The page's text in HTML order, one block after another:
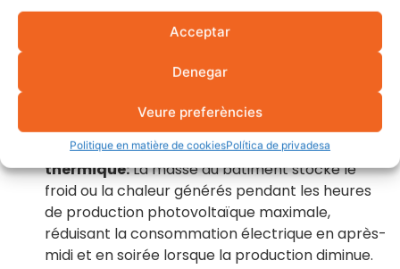
Acceptar
Denegar
Veure preferències
Politique en matière de cookiesPolítica de privadesa
Refroidissement préventif avec excédent
Nous configurons le système VRF pour
anticiper la climatisation du bâtiment pendant
les heures de plus grande production solaire,
abaissant la température avant les heures de
pointe sans consommer d'énergie du réseau.
Le bâtiment comme accumulateur
thermique:La masse du bâtiment stocke le
froid ou la chaleur générés pendant les heures
de production photovoltaïque maximale,
réduisant la consommation électrique en après-
midi et en soirée lorsque la production diminue.